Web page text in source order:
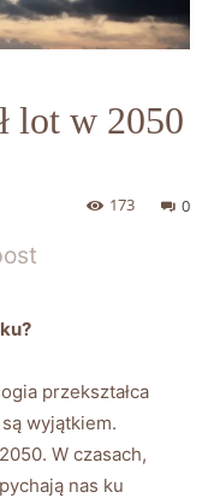
lot w 2050
0
173
przekształca
wyjątkiem.
W czasach,
nas ku